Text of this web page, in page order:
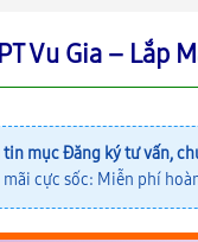
Vu Gia – Lắp
tin mụcĐăng ký tư vấn,
cực sốc: Miễn phí